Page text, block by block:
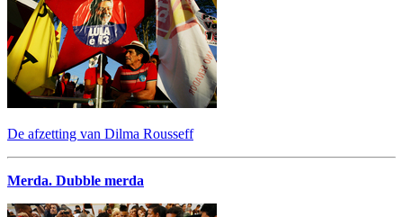
De afzetting van Dilma Rousseff
Merda. Dubble merda